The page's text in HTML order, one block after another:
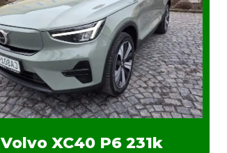
Volvo XC40 P6 231k